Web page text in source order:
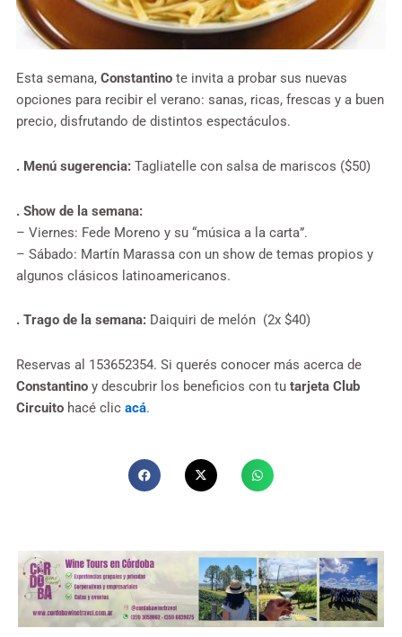
Esta semana, Constantino te invita a probar sus nuevas
opciones para recibir el verano: sanas, ricas, frescas y a buen
precio, disfrutando de distintos espectáculos.
. Menú sugerencia: Tagliatelle con salsa de mariscos ($50)
. Show de la semana:
– Viernes: Fede Moreno y su “música a la carta”.
– Sábado: Martín Marassa con un show de temas propios y
algunos clásicos latinoamericanos.
. Trago de la semana: Daiquiri de melón (2x $40)
Reservas al 153652354. Si querés conocer más acerca de
Constantino y descubrir los beneficios con tu tarjeta Club
Circuito hacé clic acá.